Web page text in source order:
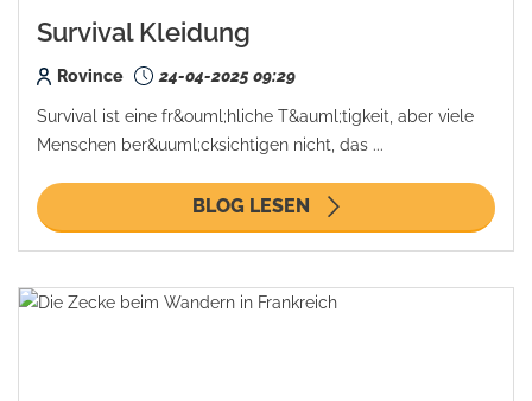
Survival Kleidung
Rovince 24-04-2025 09:29
Survival ist eine fr&ouml;hliche T&auml;tigkeit, aber viele
Menschen ber&uuml;cksichtigen nicht, das ...
BLOG LESEN